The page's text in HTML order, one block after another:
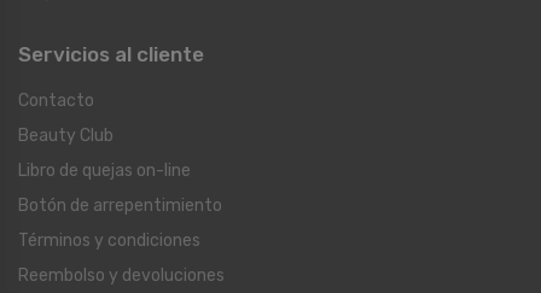
Servicios al cliente
Contacto
Beauty Club
Libro de quejas on-line
Botón de arrepentimiento
Términos y condiciones
Reembolso y devoluciones